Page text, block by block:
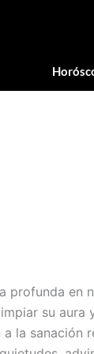
profunda en
su aura
la sanación